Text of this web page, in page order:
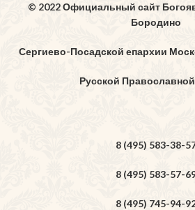
© 2022 Официальный сайт
Бородино
Сергиево-Посадской епархии
Русской
8 (495) 583-38-
8 (495) 583-57-
8 (495) 745-94-